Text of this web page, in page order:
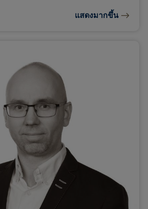
แสดงมากขึ้น